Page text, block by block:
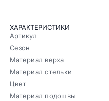
ХАРАКТЕРИСТИКИ
Артикул
Сезон
Материал верха
Материал стельки
Цвет
Материал подошвы